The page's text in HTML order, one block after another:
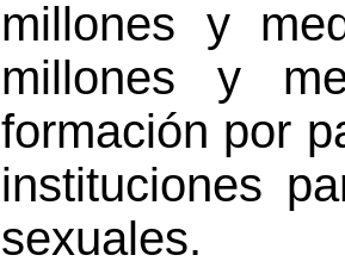
millones y
millones y
formación por
instituciones
sexuales.